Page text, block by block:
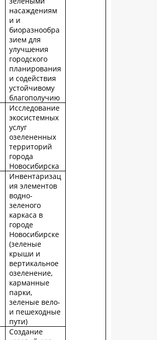
насаждениям
и и
биоразнообра
зием для
улучшения
городского
планирования
и содействия
устойчивому
благополучию
Исследование
экосистемных
услуг
озелененных
территорий
города
Новосибирска
Инвентаризац
ия элементов
водно-
зеленого
каркаса в
городе
Новосибирске
(зеленые
крыши и
вертикальное
озеленение,
карманные
парки,
зеленые вело-
и пешеходные
пути)
Создание